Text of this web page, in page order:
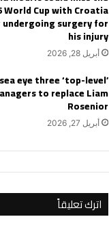
World Cup with Croatia
surgery for
his injury
أبريل 28, 2026
eye three ‘top-level’
to replace Liam
Rosenior
أبريل 27, 2026
اترك تعليقاً